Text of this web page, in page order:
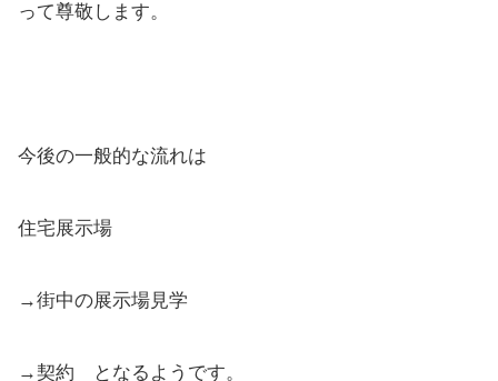
って尊敬します。
今後の一般的な流れは
住宅展示場
→街中の展示場見学
→契約 となるようです。